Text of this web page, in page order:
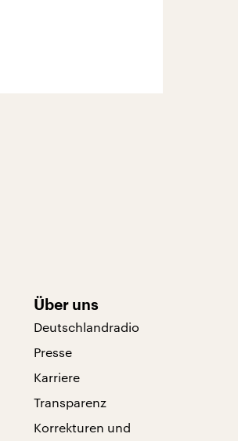
Über uns
Deutschlandradio
Presse
Karriere
Transparenz
Korrekturen und